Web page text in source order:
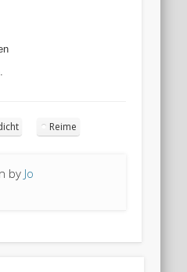
Reime
by Jo